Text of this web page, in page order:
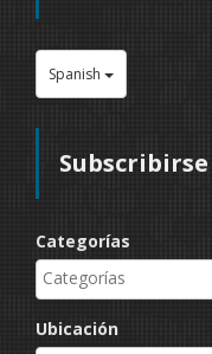
Spanish
Subscribirse
Categorías
Ubicación